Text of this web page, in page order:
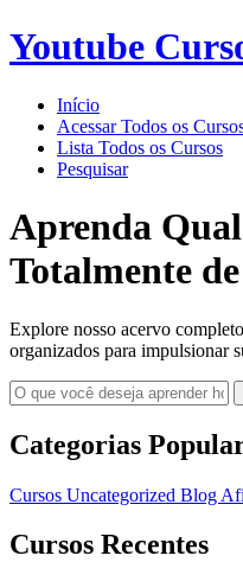
Youtube
Início
Acessar Todos os
Lista Todos os Cursos
Pesquisar
Aprenda
Totalmente
Explore nosso acervo
organizados para impulsionar
Categorias
Cursos Uncategorized Blog
Cursos Recentes